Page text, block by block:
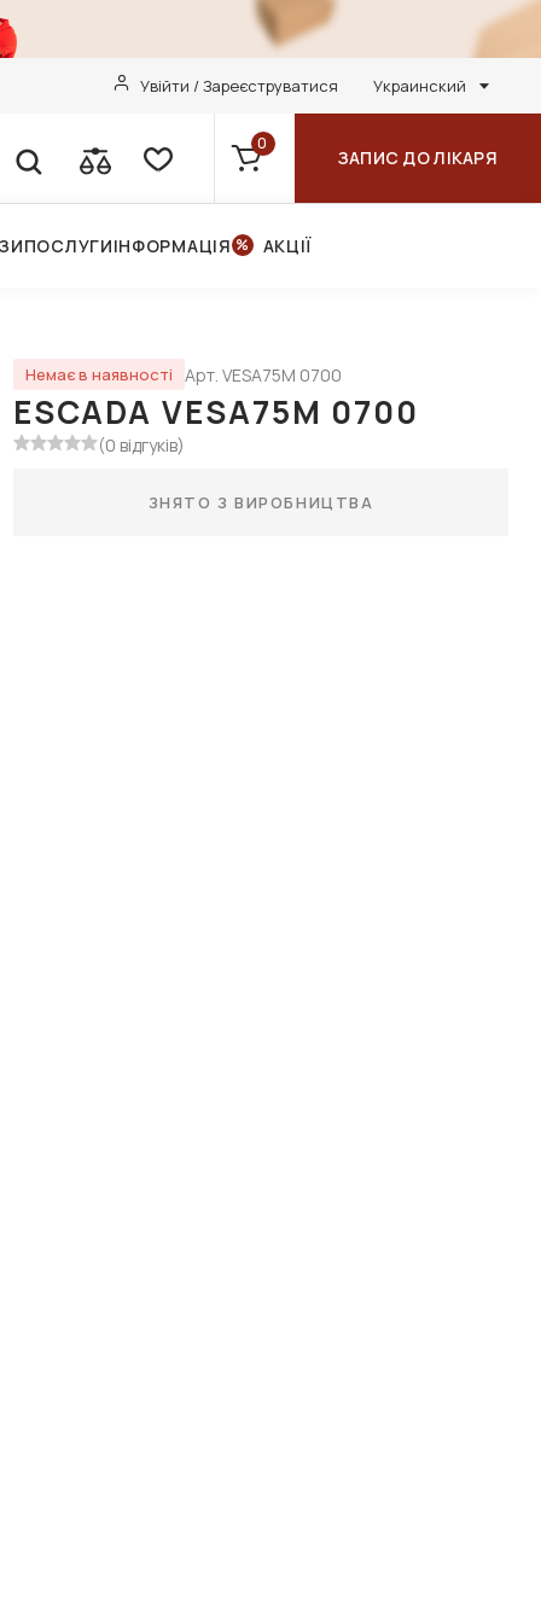
Увійти / Зареєструватися Украинский
0
ЗАПИС ДО ЛІКАРЯ
ПОСЛУГИІНФОРМАЦІЯ АКЦІЇ
Немає в наявності Арт. VESA75M 0700
ESCADA VESA75M 0700
(0 відгуків)
ЗНЯТО З ВИРОБНИЦТВА